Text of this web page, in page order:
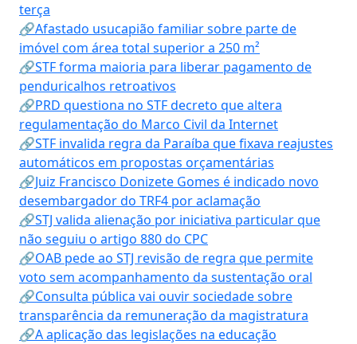
terça
🔗Afastado usucapião familiar sobre parte de
imóvel com área total superior a 250 m²
🔗STF forma maioria para liberar pagamento de
penduricalhos retroativos
🔗PRD questiona no STF decreto que altera
regulamentação do Marco Civil da Internet
🔗STF invalida regra da Paraíba que fixava reajustes
automáticos em propostas orçamentárias
🔗Juiz Francisco Donizete Gomes é indicado novo
desembargador do TRF4 por aclamação
🔗STJ valida alienação por iniciativa particular que
não seguiu o artigo 880 do CPC
🔗OAB pede ao STJ revisão de regra que permite
voto sem acompanhamento da sustentação oral
🔗Consulta pública vai ouvir sociedade sobre
transparência da remuneração da magistratura
🔗A aplicação das legislações na educação